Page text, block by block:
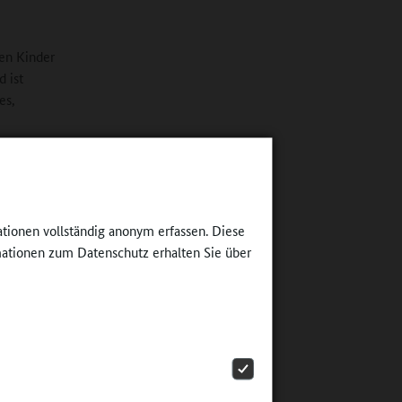
vollständig anonym erfassen. Diese
zum Datenschutz erhalten Sie über
Kinder
ist
einmal
man